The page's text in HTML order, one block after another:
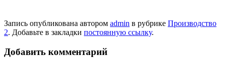
Запись опубликована автором admin в рубрике Производство
2. Добавьте в закладки постоянную ссылку.
Добавить комментарий